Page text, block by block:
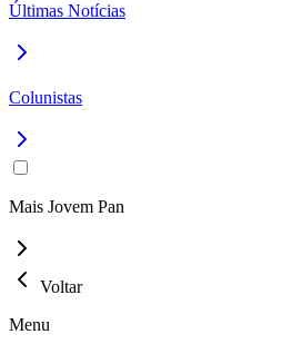
Últimas Notícias
Colunistas
Mais Jovem Pan
Voltar
Menu